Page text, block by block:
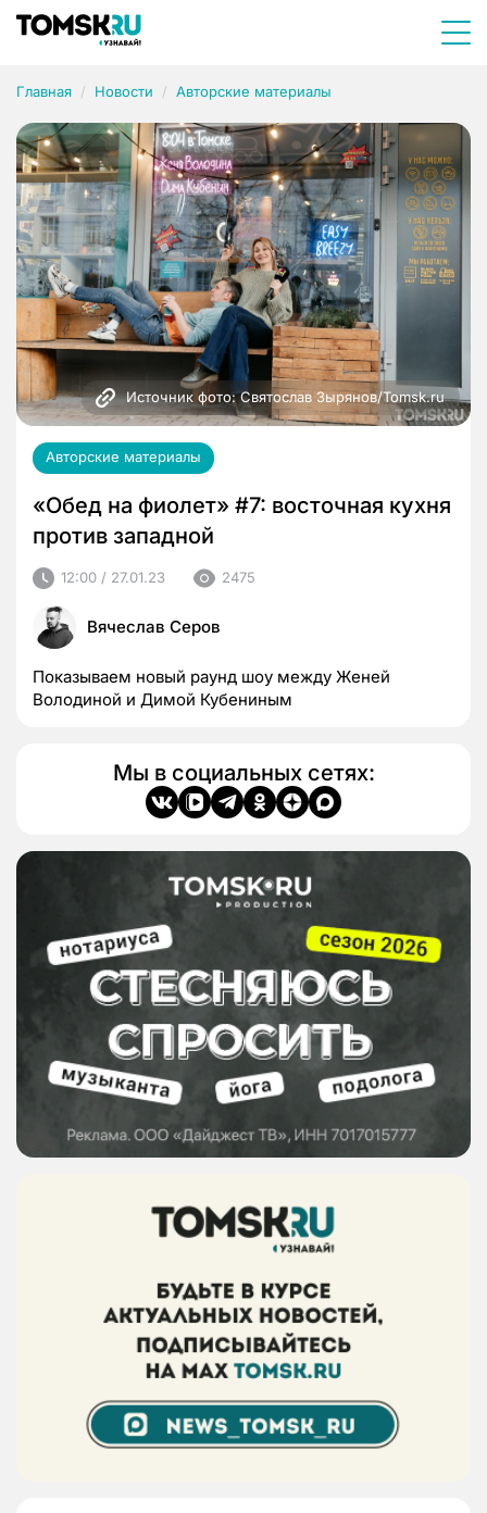
Главная Новости Авторские материалы
Источник фото: Святослав Зырянов/Tomsk.ru
Авторские материалы
«Обед на фиолет» #7: восточная кухня
против западной
12:00 / 27.01.23 2475
Вячеслав Серов
Показываем новый раунд шоу между Женей
Володиной и Димой Кубениным
Мы в социальных сетях: